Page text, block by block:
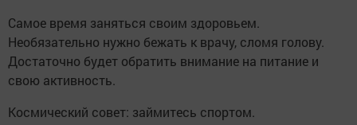
Самое время заняться своим здоровьем.
Необязательно нужно бежать к врачу, сломя голову.
Достаточно будет обратить внимание на питание и
свою активность.
Космический совет: займитесь спортом.